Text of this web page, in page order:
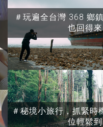
＃玩遍全台灣 368 鄉
也回得
＃秘境小旅行，抓緊時
位輕鬆